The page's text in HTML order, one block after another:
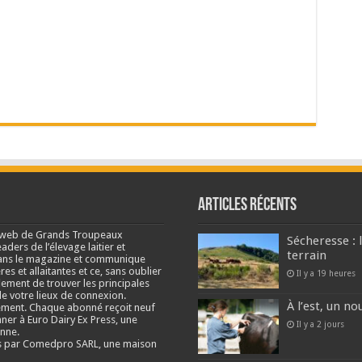
de Grands Troupeaux
de l’élevage laitier et
le magazine et communique
et allaitantes et ce, sans oublier
de trouver les principales
votre lieux de connexion.
Chaque abonné reçoit neuf
à Euro Dairy Ex Press, une
Comedpro SARL, une maison
Articles récents
Sécheresse
terrain
Il y a 19 heures
À l’est, un
Il y a 2 jours